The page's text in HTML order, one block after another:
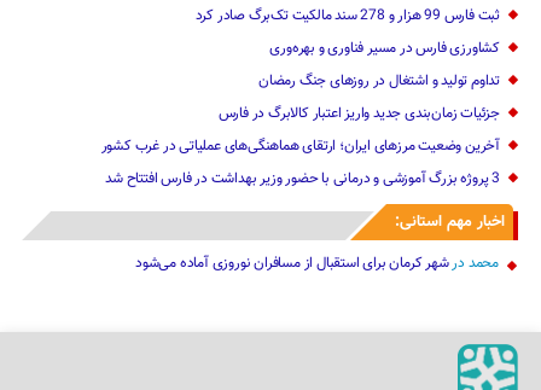
ثبت فارس 99 هزار و 278 سند مالکیت تک‌برگ صادر کرد
کشاورزی فارس در مسیر فناوری و بهره‌وری
تداوم تولید و اشتغال در روزهای جنگ رمضان
جزئیات زمان‌بندی جدید واریز اعتبار کالابرگ در فارس
آخرین وضعیت مرزهای ایران؛ ارتقای هماهنگی‌های عملیاتی در غرب کشور
3 پروژه بزرگ آموزشی و درمانی با حضور وزیر بهداشت در فارس افتتاح شد
اخبار مهم استانی:
محمد درشهر کرمان برای استقبال از مسافران نوروزی آماده می‌شود